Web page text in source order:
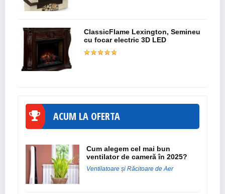
ClassicFlame Lexington, Semineu
cu focar electric 3D LED
ACUM LA OFERTA
Cum alegem cel mai bun
ventilator de cameră în 2025?
Ventilatoare și Răcitoare de Aer